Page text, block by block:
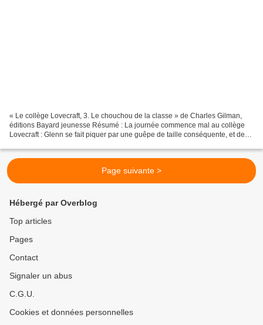
« Le collège Lovecraft, 3. Le chouchou de la classe » de Charles Gilman,
éditions Bayard jeunesse Résumé : La journée commence mal au collège
Lovecraft : Glenn se fait piquer par une guêpe de taille conséquente, et de
Page suivante >
Hébergé par Overblog
Top articles
Pages
Contact
Signaler un abus
C.G.U.
Cookies et données personnelles